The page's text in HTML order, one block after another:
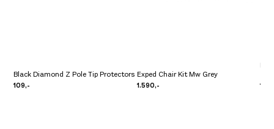
Black Diamond Z Pole Tip Protectors
109,-
Exped Chair Kit Mw Grey
1.590,-